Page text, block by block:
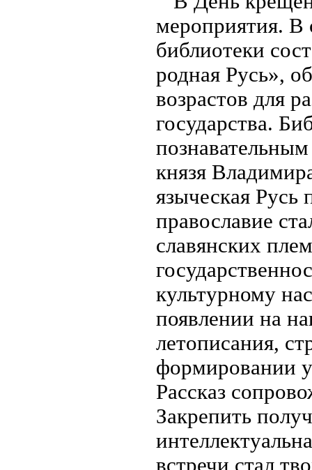
мероприятия. В
библиотеки
родная Русь»,
возрастов для
государства.
князя
языческая
православие
славянских
культурному
появлении на
летописания,
формировании
Рассказ
Закрепить
встречи стал